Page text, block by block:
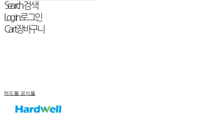
Search검색
Log In로그인
Cart장바구니
하드웰 공식몰